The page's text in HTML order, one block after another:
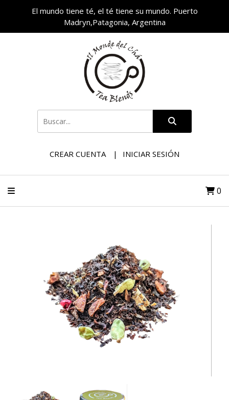
El mundo tiene té, el té tiene su mundo. Puerto
Madryn,Patagonia, Argentina
CREAR CUENTA INICIAR SESIÓN
0